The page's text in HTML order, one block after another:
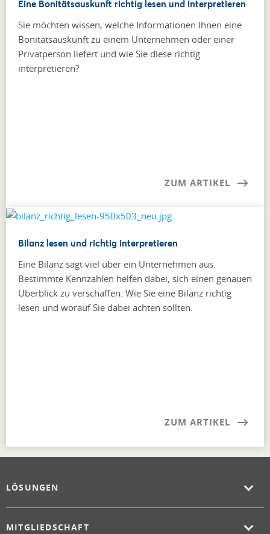
Eine Bonitätsauskunft richtig lesen und interpretieren
Sie möchten wissen, welche Informationen Ihnen eine
Bonitätsauskunft zu einem Unternehmen oder einer
Privatperson liefert und wie Sie diese richtig
interpretieren?
ZUM ARTIKEL
Bilanz lesen und richtig interpretieren
Eine Bilanz sagt viel über ein Unternehmen aus.
Bestimmte Kennzahlen helfen dabei, sich einen genauen
Überblick zu verschaffen. Wie Sie eine Bilanz richtig
lesen und worauf Sie dabei achten sollten.
ZUM ARTIKEL
LÖSUNGEN
MITGLIEDSCHAFT